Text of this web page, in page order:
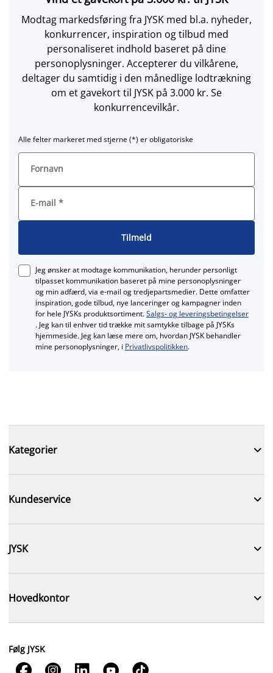
Modtag markedsføring fra JYSK med bl.a. nyheder,
konkurrencer, inspiration og tilbud med
personaliseret indhold baseret på dine
personoplysninger. Accepterer du vilkårene,
deltager du samtidig i den månedlige lodtrækning
om et gavekort til JYSK på 3.000 kr. Se
konkurrencevilkår.
Alle felter markeret med stjerne (*) er obligatoriske
Fornavn
E-mail *
Tilmeld
Jeg ønsker at modtage kommunikation, herunder personligt
tilpasset kommunikation baseret på mine personoplysninger
og min adfærd, via e‑mail og tredjepartsmedier. Dette omfatter
inspiration, gode tilbud, nye lanceringer og kampagner inden
for hele JYSKs produktsortiment.Salgs- og leveringsbetingelser
. Jeg kan til enhver tid trække mit samtykke tilbage på JYSKs
hjemmeside. Jeg kan læse mere om, hvordan JYSK behandler
mine personoplysninger, i Privatlivspolitikken.
Kategorier 
Kundeservice 
JYSK 
Hovedkontor 
Følg JYSK